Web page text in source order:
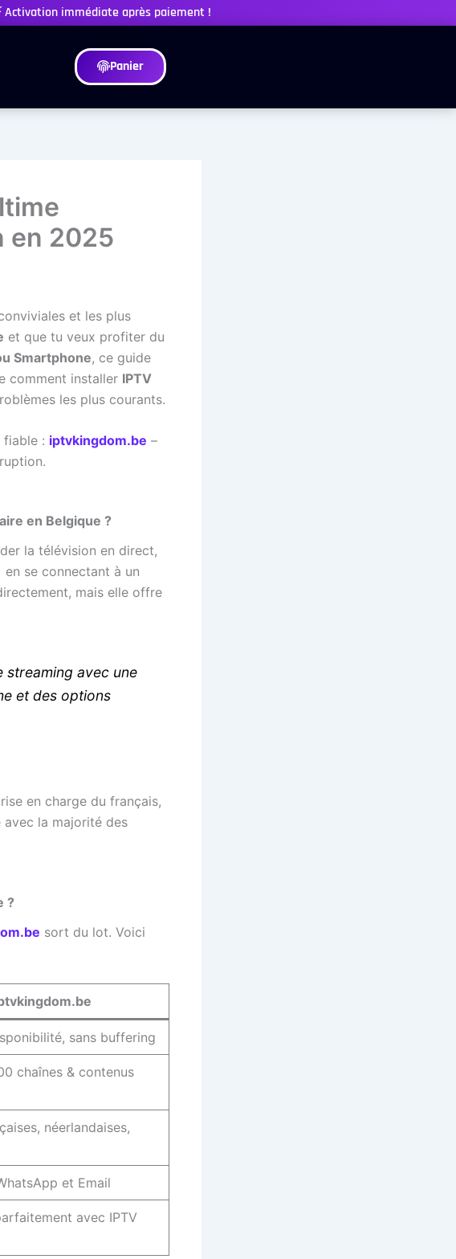
Activation immédiate après paiement !
Panier
en 2025
et les plus
et que tu veux profiter du
Smartphone, ce guide
comment installer IPTV
les plus courants.
fiable : iptvkingdom.be –
en Belgique ?
la télévision en direct,
se connectant à un
mais elle offre
streaming avec une
et des options
en charge du français,
avec la majorité des
?
sort du lot. Voici
sans buffering
chaînes & contenus
néerlandaises,
et Email
avec IPTV